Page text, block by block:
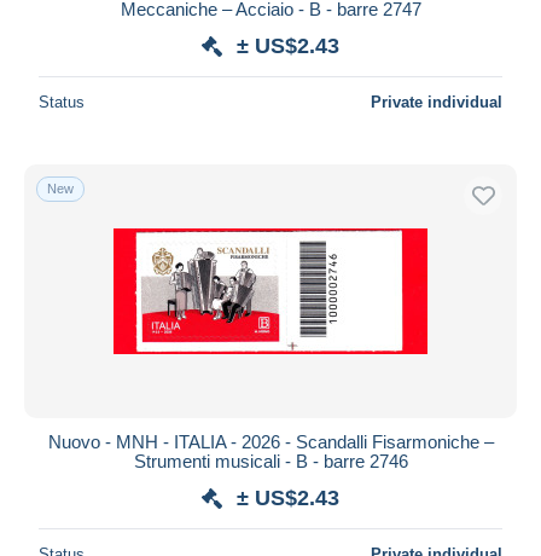
Meccaniche – Acciaio - B - barre 2747
± US$2.43
Status Private individual
New
Nuovo - MNH - ITALIA - 2026 - Scandalli Fisarmoniche –
Strumenti musicali - B - barre 2746
± US$2.43